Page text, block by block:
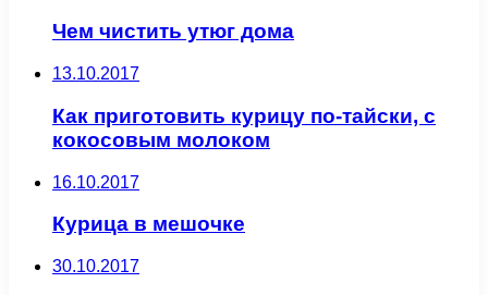
Чем чистить утюг дома
13.10.2017
Как приготовить курицу по-тайски, с
кокосовым молоком
16.10.2017
Курица в мешочке
30.10.2017